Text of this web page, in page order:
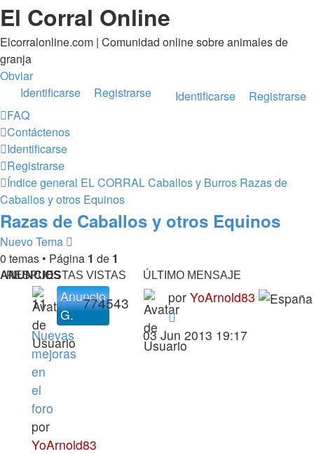
El Corral Online
Elcorralonline.com | Comunidad online sobre animales de
granja
Obviar
Identificarse
Registrarse
Identificarse
Registrarse
FAQ
Contáctenos
Identificarse
Registrarse
Índice general EL CORRALCaballos y Burros Razas de
Caballos y otros Equinos
Razas de Caballos y otros Equinos
Nuevo Tema
0 temas • Página 1 de 1
ANUNCIOS
RESPUESTAS VISTAS ÚLTIMO MENSAJE
Anuncio
G.
Nuevas
mejoras
en
el
foro
por
YoArnold83
11 774543 por YoArnold83
03 Jun 2013 19:17